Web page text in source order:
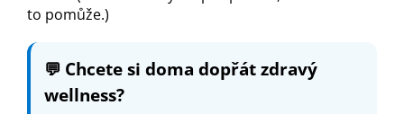
to pomůže.)
💬 Chcete si doma dopřát zdravý
wellness?